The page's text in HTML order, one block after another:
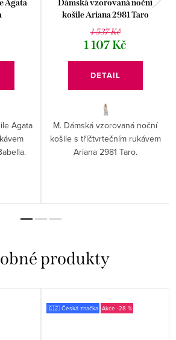
Agata
Agata
Dámská vzorovaná noční
košile Ariana 2981 Taro
1 537 Kč
1 107 Kč
DETAIL
M. Dámská vzorovaná noční
košile s tříčtvrtečním rukávem
Ariana 2981 Taro.
🇨🇿 Česká značka -28 %